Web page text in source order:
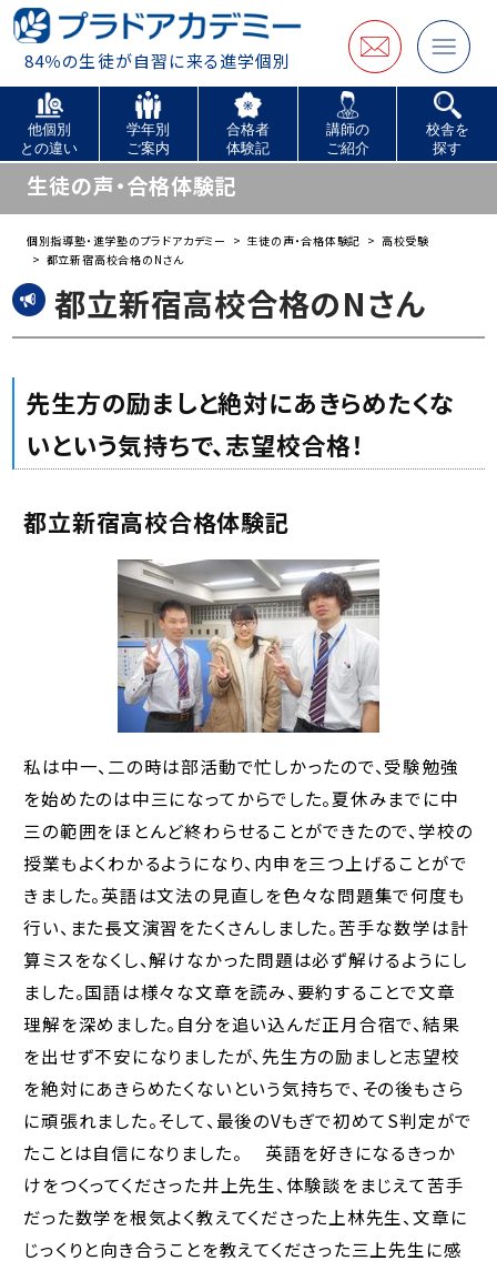
84％の生徒が自習に来る進学個別
他個別
との違い
学年別
ご案内
合格者
体験記
講師の
ご紹介
校舎を
探す
生徒の声・合格体験記
個別指導塾・進学塾のプラドアカデミー 生徒の声・合格体験記
高校受験
都立新宿高校合格のNさん
都立新宿高校合格のNさん
先生方の励ましと絶対にあきらめたくな
いという気持ちで、志望校合格！
都立新宿高校合格体験記
私は中一、二の時は部活動で忙しかったので、受験勉強
を始めたのは中三になってからでした。夏休みまでに中
三の範囲をほとんど終わらせることができたので、学校の
授業もよくわかるようになり、内申を三つ上げることがで
きました。英語は文法の見直しを色々な問題集で何度も
行い、また長文演習をたくさんしました。苦手な数学は計
算ミスをなくし、解けなかった問題は必ず解けるようにし
ました。国語は様々な文章を読み、要約することで文章
理解を深めました。自分を追い込んだ正月合宿で、結果
を出せず不安になりましたが、先生方の励ましと志望校
を絶対にあきらめたくないという気持ちで、その後もさら
に頑張れました。そして、最後のVもぎで初めてS判定がで
たことは自信になりました。 英語を好きになるきっか
けをつくってくださった井上先生、体験談をまじえて苦手
だった数学を根気よく教えてくださった上林先生、文章に
じっくりと向き合うことを教えてくださった三上先生に感